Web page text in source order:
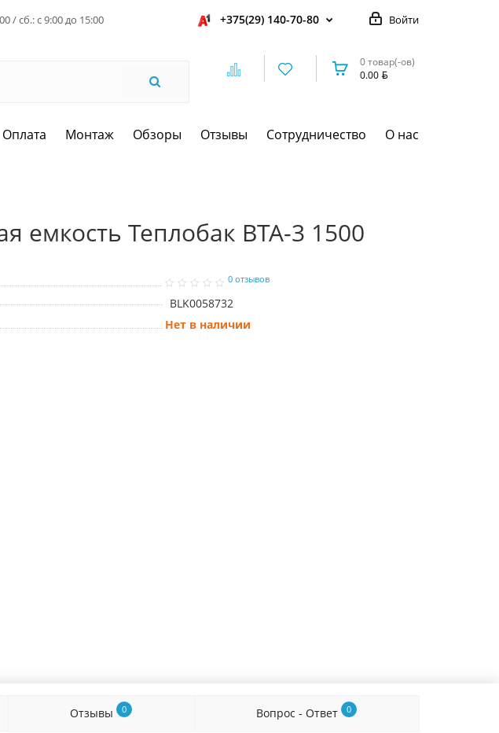
/ сб.: с 9:00 до 15:00 Войти
+375(29) 140-70-80
0 товар(-ов)
0.00
Оплата Монтаж Обзоры Отзывы Сотрудничество О нас
емкость Теплобак ВТА-3 1500
0 отзывов
BLK0058732
Нет в наличии
Отзывы 0 Вопрос - Ответ 0